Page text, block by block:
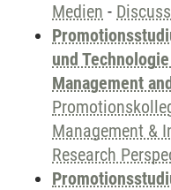
Medien -
und
Management
Management &
Research